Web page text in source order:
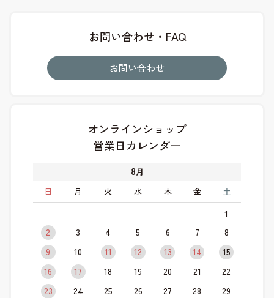
お問い合わせ・FAQ
お問い合わせ
オンラインショップ
営業日カレンダー
8月
日
月 火 水 木 金 土
1
2
3 4 5 6 7
8
9
10 11 12 13 14
15
16
17 18 19 20 21
22
23
24 25 26 27 28
29